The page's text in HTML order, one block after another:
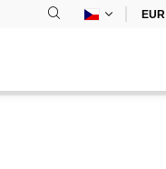
EUR